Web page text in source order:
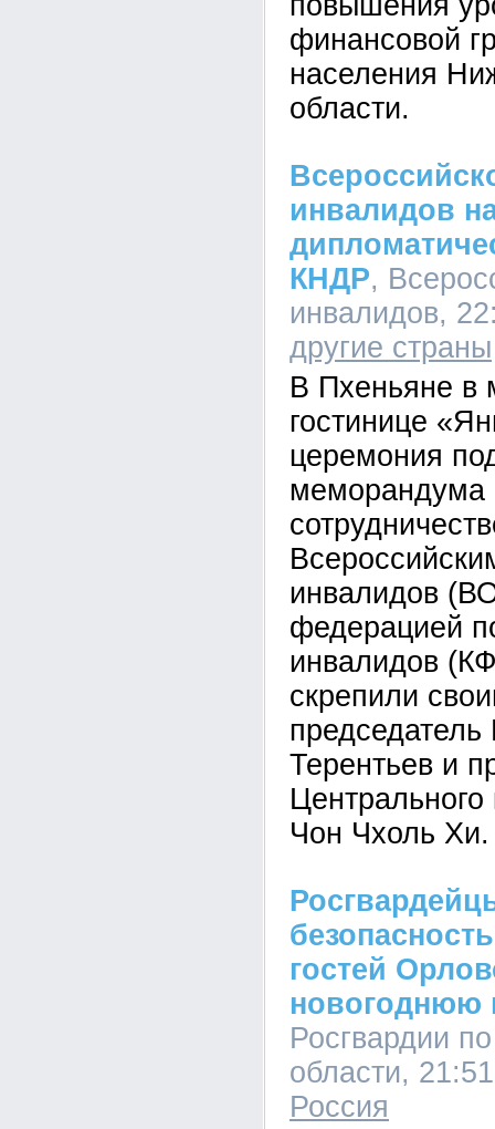
финансовой
населения
области.
инвалидов
КНДР,
инвалидов,
другие страны
В Пхеньяне в
гостинице
церемония
меморандума
инвалидов
федерацией
инвалидов
скрепили
Терентьев и
Чон Чхоль Хи.
гостей
новогоднюю
Росгвардии
области,
Россия